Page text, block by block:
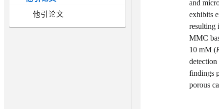
他引论文
and
exhibits
resulting
MMC
10 mM (
findings
porous